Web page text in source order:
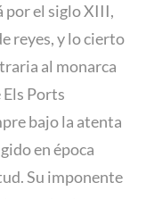
por el siglo XIII,
reyes, y lo cierto
al monarca
Els Ports
bajo la atenta
en época
Su imponente